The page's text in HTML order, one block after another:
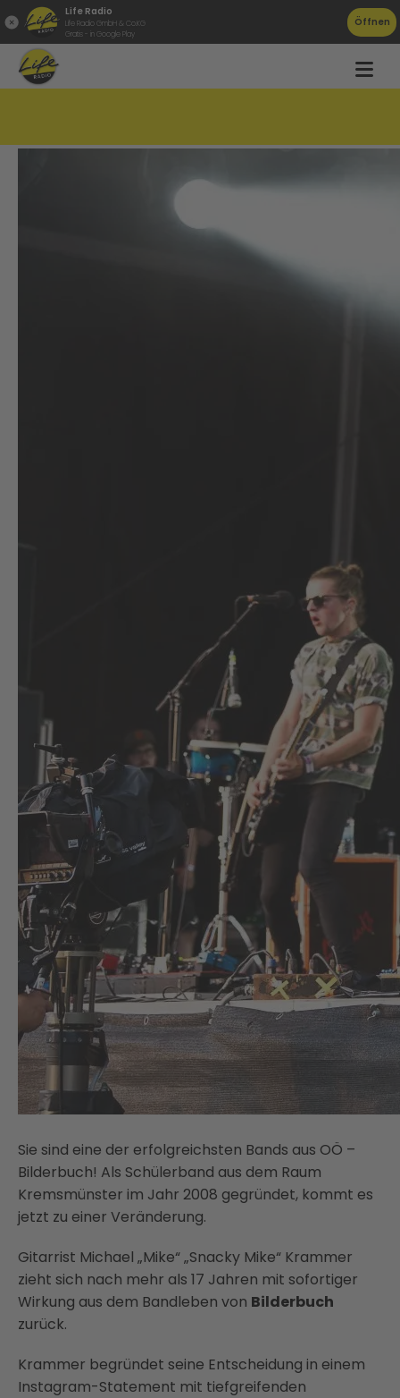
Life Radio
Life Radio GmbH & Co.KG
Gratis - in Google Play
Öffnen
Sie sind eine der erfolgreichsten Bands aus OÖ –
Bilderbuch! Als Schülerband aus dem Raum
Kremsmünster im Jahr 2008 gegründet, kommt es
jetzt zu einer Veränderung.
Gitarrist Michael „Mike“ „Snacky Mike“ Krammer
zieht sich nach mehr als 17 Jahren mit sofortiger
Wirkung aus dem Bandleben von Bilderbuch
zurück.
Krammer begründet seine Entscheidung in einem
Instagram-Statement mit tiefgreifenden